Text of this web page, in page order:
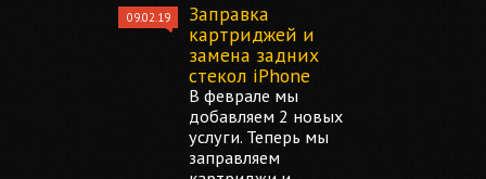
09.02.19
Заправка
картриджей и
замена задних
стекол iPhone
В феврале мы
добавляем 2 новых
услуги. Теперь мы
заправляем